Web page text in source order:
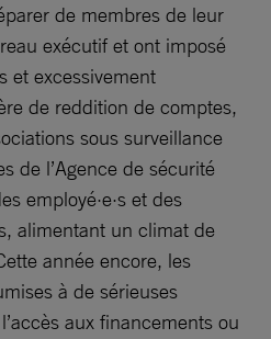
de membres de leur
exécutif et ont imposé
et excessivement
de reddition de comptes,
sous surveillance
de l’Agence de sécurité
employé·e·s et des
alimentant un climat de
année encore, les
à de sérieuses
aux financements ou